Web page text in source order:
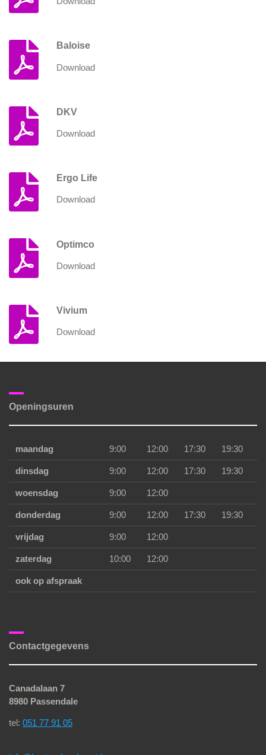
Baloise
Download
DKV
Download
Ergo Life
Download
Optimco
Download
Vivium
Download
Openingsuren
maandag 9:00 12:00 17:30 19:30
dinsdag 9:00 12:00 17:30 19:30
woensdag 9:00 12:00
donderdag 9:00 12:00 17:30 19:30
vrijdag 9:00 12:00
zaterdag 10:00 12:00
ook op afspraak
Contactgegevens
Canadalaan 7
8980 Passendale
tel: 051 77 91 05